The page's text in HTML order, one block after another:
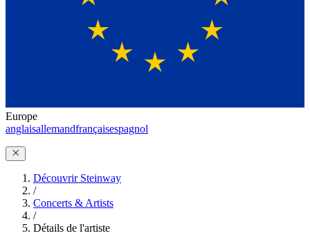
Europe
anglaisallemandfrançaisespagnol
Découvrir Steinway
/
Concerts & Artists
/
Détails de l'artiste